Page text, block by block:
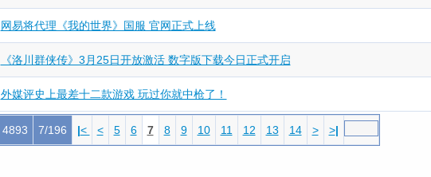
网易将代理《我的世界》国服 官网正式上线
《洛川群侠传》3月25日开放激活 数字版下载今日正式开启
外媒评史上最差十二款游戏 玩过你就中枪了！
4893 7/196 |< < 5 6 7 8 9 10 11 12 13 14 > >|